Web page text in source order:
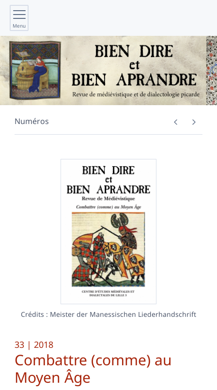
Menu
Numéros
Crédits : Meister der Manessischen Liederhandschrift
33 | 2018
Combattre (comme) au
Moyen Âge